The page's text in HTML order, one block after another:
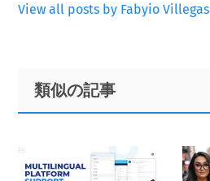
View all posts by Fabyio Villegas
Primary
Sidebar
Footer
類似の記事